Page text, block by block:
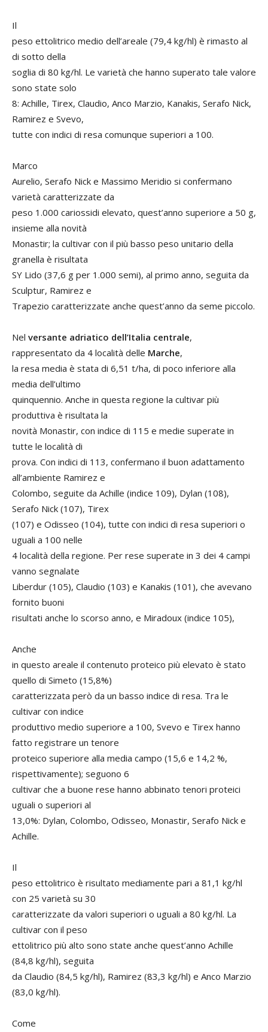
Il
peso ettolitrico medio dell’areale (79,4 kg/hl) è rimasto al
di sotto della
soglia di 80 kg/hl. Le varietà che hanno superato tale valore
sono state solo
8: Achille, Tirex, Claudio, Anco Marzio, Kanakis, Serafo Nick,
Ramirez e Svevo,
tutte con indici di resa comunque superiori a 100.
Marco
Aurelio, Serafo Nick e Massimo Meridio si confermano
varietà caratterizzate da
peso 1.000 cariossidi elevato, quest’anno superiore a 50 g,
insieme alla novità
Monastir; la cultivar con il più basso peso unitario della
granella è risultata
SY Lido (37,6 g per 1.000 semi), al primo anno, seguita da
Sculptur, Ramirez e
Trapezio caratterizzate anche quest’anno da seme piccolo.
Nel versante adriatico dell’Italia centrale,
rappresentato da 4 località delle Marche,
la resa media è stata di 6,51 t/ha, di poco inferiore alla
media dell’ultimo
quinquennio. Anche in questa regione la cultivar più
produttiva è risultata la
novità Monastir, con indice di 115 e medie superate in
tutte le località di
prova. Con indici di 113, confermano il buon adattamento
all’ambiente Ramirez e
Colombo, seguite da Achille (indice 109), Dylan (108),
Serafo Nick (107), Tirex
(107) e Odisseo (104), tutte con indici di resa superiori o
uguali a 100 nelle
4 località della regione. Per rese superate in 3 dei 4 campi
vanno segnalate
Liberdur (105), Claudio (103) e Kanakis (101), che avevano
fornito buoni
risultati anche lo scorso anno, e Miradoux (indice 105),
Anche
in questo areale il contenuto proteico più elevato è stato
quello di Simeto (15,8%)
caratterizzata però da un basso indice di resa. Tra le
cultivar con indice
produttivo medio superiore a 100, Svevo e Tirex hanno
fatto registrare un tenore
proteico superiore alla media campo (15,6 e 14,2 %,
rispettivamente); seguono 6
cultivar che a buone rese hanno abbinato tenori proteici
uguali o superiori al
13,0%: Dylan, Colombo, Odisseo, Monastir, Serafo Nick e
Achille.
Il
peso ettolitrico è risultato mediamente pari a 81,1 kg/hl
con 25 varietà su 30
caratterizzate da valori superiori o uguali a 80 kg/hl. La
cultivar con il peso
ettolitrico più alto sono state anche quest’anno Achille
(84,8 kg/hl), seguita
da Claudio (84,5 kg/hl), Ramirez (83,3 kg/hl) e Anco Marzio
(83,0 kg/hl).
Come